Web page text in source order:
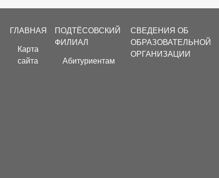
Footer
ГЛАВНАЯ
Карта
сайта
ПОДТЁСОВСКИЙ
ФИЛИАЛ
Абитуриентам
СВЕДЕНИЯ ОБ
ОБРАЗОВАТЕЛЬНОЙ
ОРГАНИЗАЦИИ